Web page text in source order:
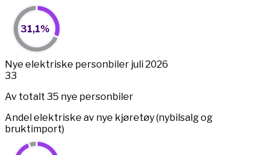
31,1%
Pie chart with 2 slices.
View as data table, 31,1%
31,1%
End of interactive chart.
Nye elektriske personbiler juli 2026
33
Av totalt 35 nye personbiler
Andel elektriske av nye kjøretøy (nybilsalg og
bruktimport)
94,3%